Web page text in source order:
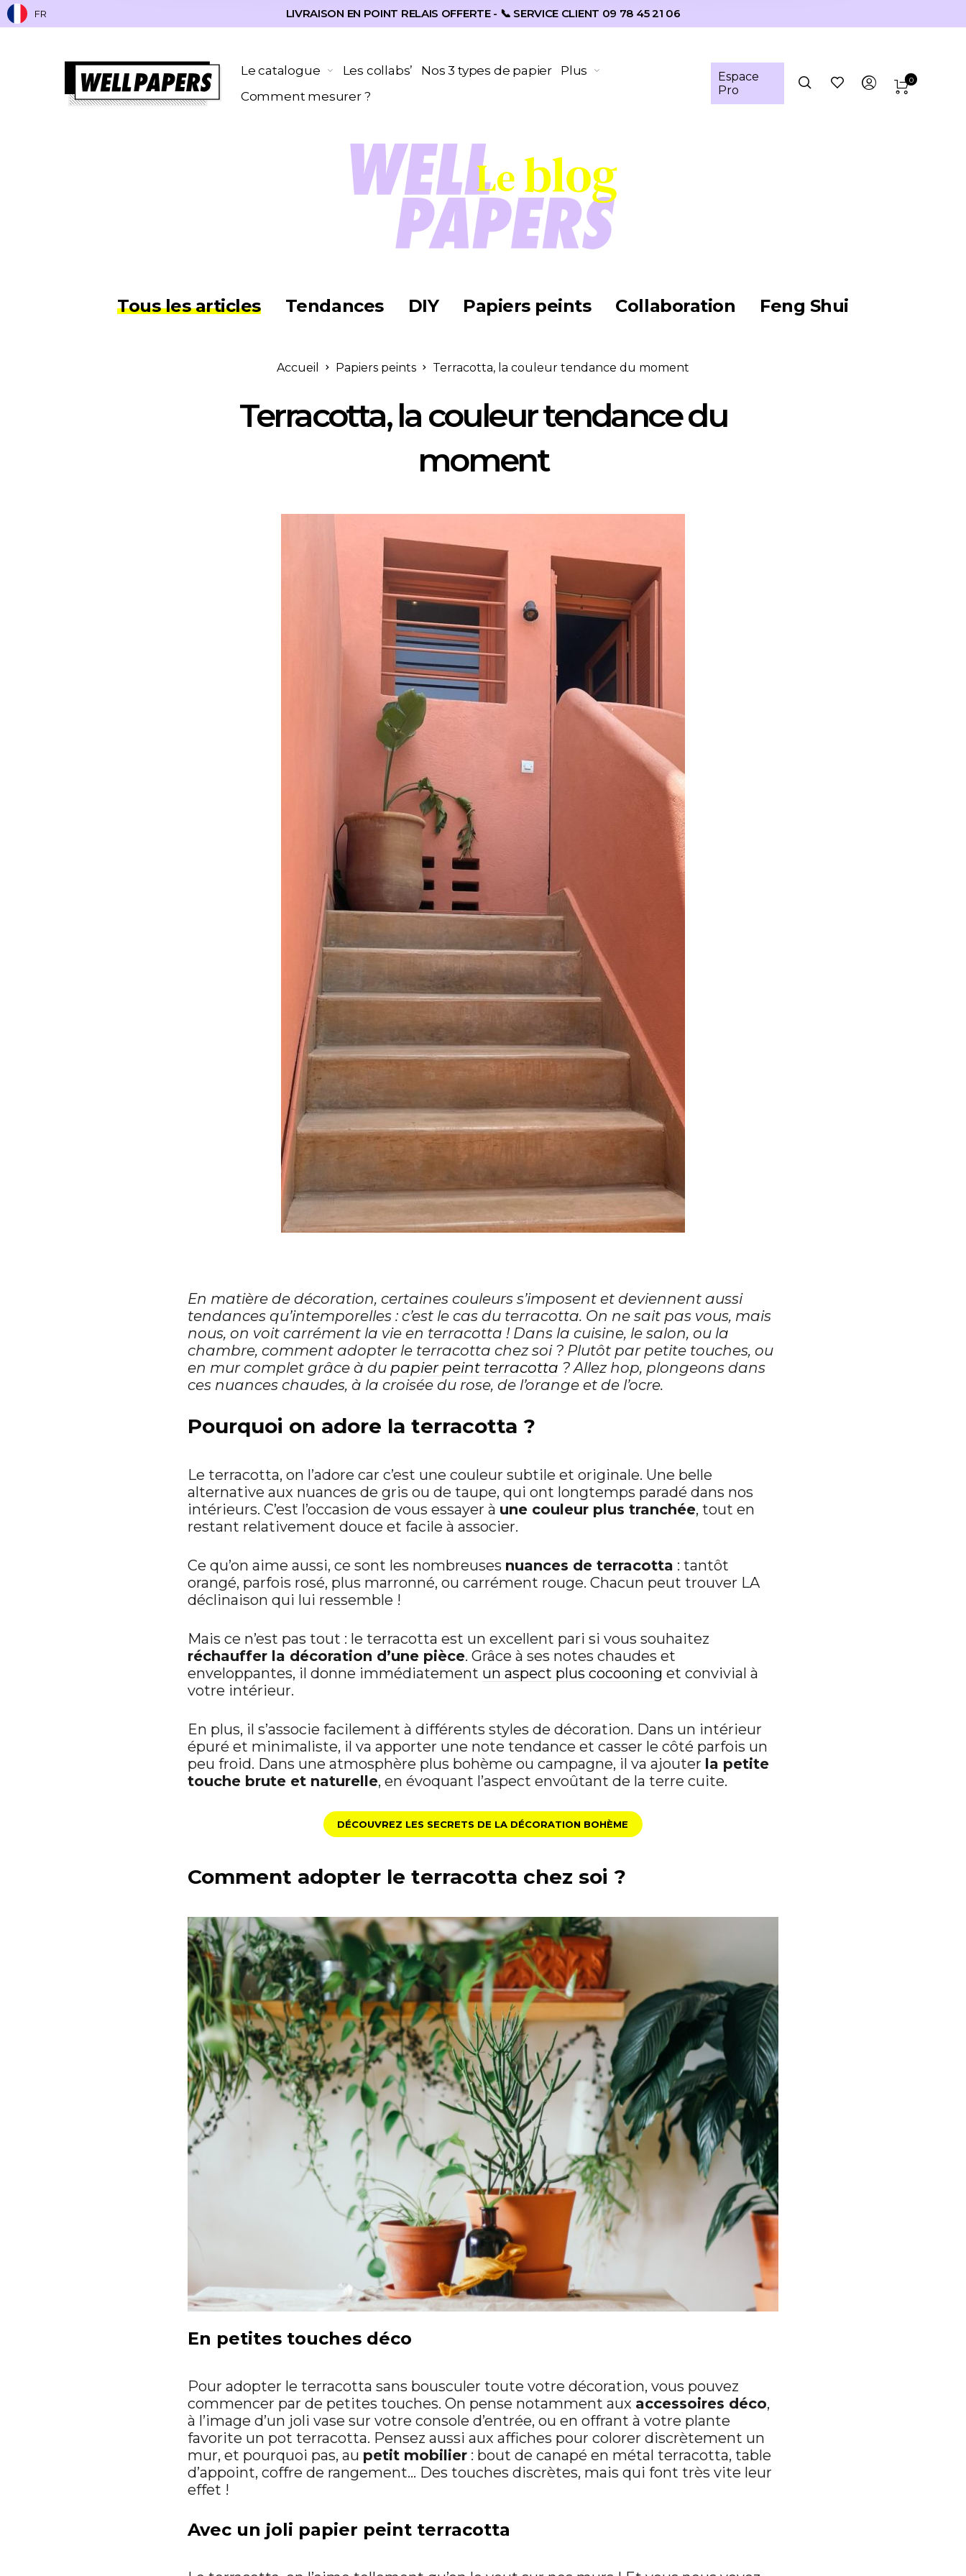
FR LIVRAISON EN POINT RELAIS OFFERTE - 📞 SERVICE CLIENT 09 78 45 21 06
Le catalogue Les collabs’ Nos 3 types de papier
Plus
Comment mesurer ?
Espace
Pro
0
Tous les articles Tendances DIY Papiers peints Collaboration Feng Shui
Accueil Papiers peints Terracotta, la couleur tendance du moment
Terracotta, la couleur tendance du
moment
En matière de décoration, certaines couleurs s’imposent et deviennent aussi
tendances qu’intemporelles : c’est le cas du terracotta. On ne sait pas vous, mais
nous, on voit carrément la vie en terracotta ! Dans la cuisine, le salon, ou la
chambre, comment adopter le terracotta chez soi ? Plutôt par petite touches, ou
en mur complet grâce à du papier peint terracotta ? Allez hop, plongeons dans
ces nuances chaudes, à la croisée du rose, de l’orange et de l’ocre.
Pourquoi on adore la terracotta ?
Le terracotta, on l’adore car c’est une couleur subtile et originale. Une belle
alternative aux nuances de gris ou de taupe, qui ont longtemps paradé dans nos
intérieurs. C’est l’occasion de vous essayer à une couleur plus tranchée, tout en
restant relativement douce et facile à associer.
Ce qu’on aime aussi, ce sont les nombreuses nuances de terracotta : tantôt
orangé, parfois rosé, plus marronné, ou carrément rouge. Chacun peut trouver LA
déclinaison qui lui ressemble !
Mais ce n’est pas tout : le terracotta est un excellent pari si vous souhaitez
réchauffer la décoration d’une pièce. Grâce à ses notes chaudes et
enveloppantes, il donne immédiatement un aspect plus cocooning et convivial à
votre intérieur.
En plus, il s’associe facilement à différents styles de décoration. Dans un intérieur
épuré et minimaliste, il va apporter une note tendance et casser le côté parfois un
peu froid. Dans une atmosphère plus bohème ou campagne, il va ajouter la petite
touche brute et naturelle, en évoquant l’aspect envoûtant de la terre cuite.
DÉCOUVREZ LES SECRETS DE LA DÉCORATION BOHÈME
Comment adopter le terracotta chez soi ?
En petites touches déco
Pour adopter le terracotta sans bousculer toute votre décoration, vous pouvez
commencer par de petites touches. On pense notamment aux accessoires déco,
à l’image d’un joli vase sur votre console d’entrée, ou en offrant à votre plante
favorite un pot terracotta. Pensez aussi aux affiches pour colorer discrètement un
mur, et pourquoi pas, au petit mobilier: bout de canapé en métal terracotta, table
d’appoint, coffre de rangement… Des touches discrètes, mais qui font très vite leur
effet !
Avec un joli papier peint terracotta